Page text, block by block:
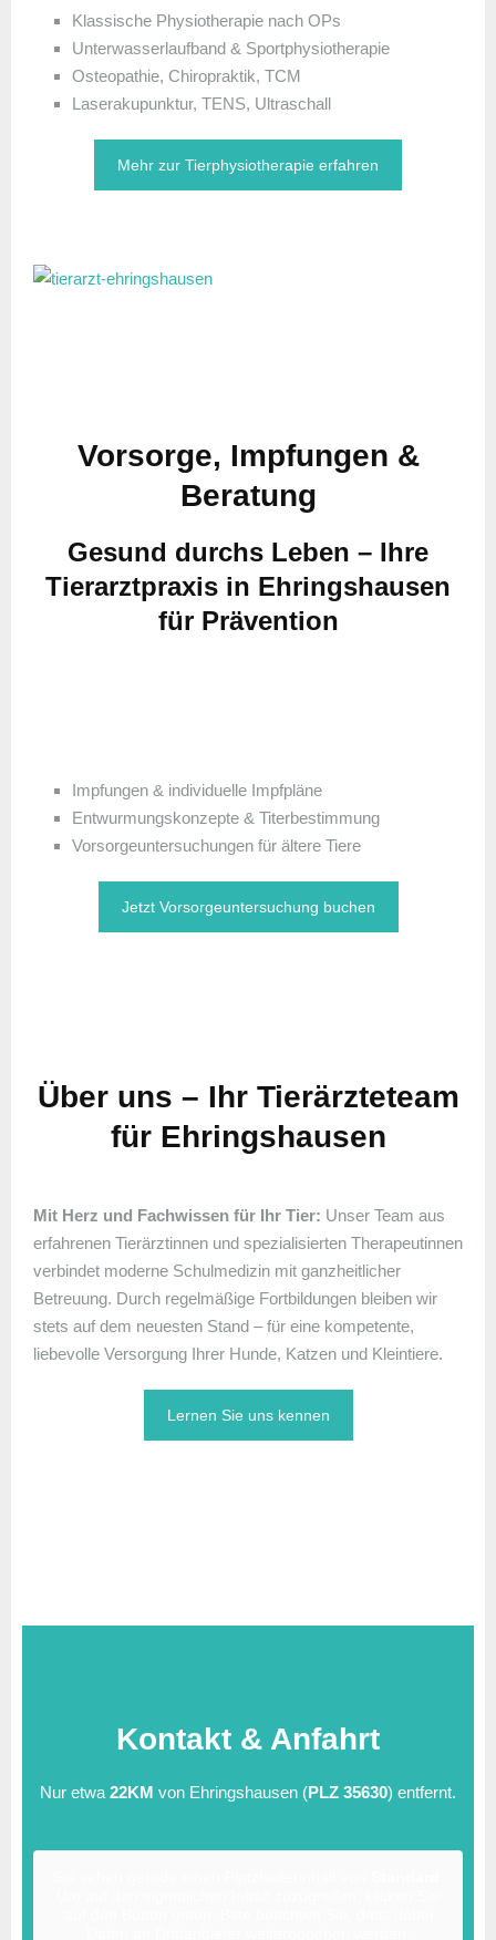
Klassische Physiotherapie nach OPs
Unterwasserlaufband & Sportphysiotherapie
Osteopathie, Chiropraktik, TCM
Laserakupunktur, TENS, Ultraschall
Mehr zur Tierphysiotherapie erfahren
Vorsorge, Impfungen &
Beratung
Gesund durchs Leben – Ihre
Tierarztpraxis in Ehringshausen
für Prävention
Impfungen & individuelle Impfpläne
Entwurmungskonzepte & Titerbestimmung
Vorsorgeuntersuchungen für ältere Tiere
Jetzt Vorsorgeuntersuchung buchen
Über uns – Ihr Tierärzteteam
für Ehringshausen
Mit Herz und Fachwissen für Ihr Tier: Unser Team aus
erfahrenen Tierärztinnen und spezialisierten Therapeutinnen
verbindet moderne Schulmedizin mit ganzheitlicher
Betreuung. Durch regelmäßige Fortbildungen bleiben wir
stets auf dem neuesten Stand – für eine kompetente,
liebevolle Versorgung Ihrer Hunde, Katzen und Kleintiere.
Lernen Sie uns kennen
Kontakt & Anfahrt
Nur etwa 22KM von Ehringshausen (PLZ 35630) entfernt.